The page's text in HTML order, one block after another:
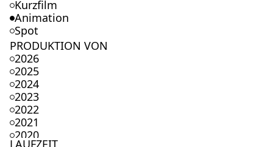
Kurzfilm
Animation
Spot
PRODUKTION VON
2026
2025
2024
2023
2022
2021
2020
LAUFZEIT